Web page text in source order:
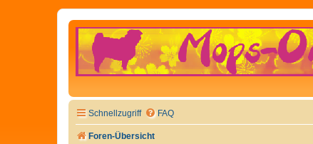
Schnellzugriff FAQ
Foren-Übersicht